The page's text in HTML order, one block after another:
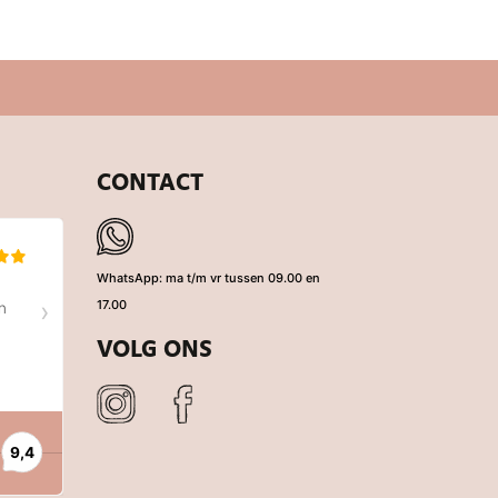
CONTACT
WhatsApp: ma t/m vr tussen 09.00 en
17.00
VOLG ONS